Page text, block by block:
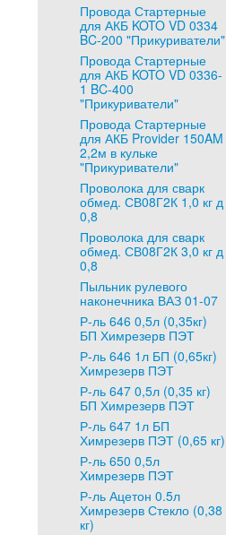
Провода Стартерные
для АКБ KOTO VD 0334
BC-200 "Прикуриватели"
Провода Стартерные
для АКБ KOTO VD 0336-
1 BC-400
"Прикуриватели"
Провода Стартерные
для АКБ Provider 150AM
2,2м в кульке
"Прикуриватели"
Проволока для сварк
обмед. СВ08Г2К 1,0 кг д
0,8
Проволока для сварк
обмед. СВ08Г2К 3,0 кг д
0,8
Пыльник рулевого
наконечника ВАЗ 01-07
Р-ль 646 0,5л (0,35кг)
БП Химрезерв ПЭТ
Р-ль 646 1л БП (0,65кг)
Химрезерв ПЭТ
Р-ль 647 0,5л (0,35 кг)
БП Химрезерв ПЭТ
Р-ль 647 1л БП
Химрезерв ПЭТ (0,65 кг)
Р-ль 650 0,5л
Химрезерв ПЭТ
Р-ль Ацетон 0.5л
Химрезерв Стекло (0,38
кг)